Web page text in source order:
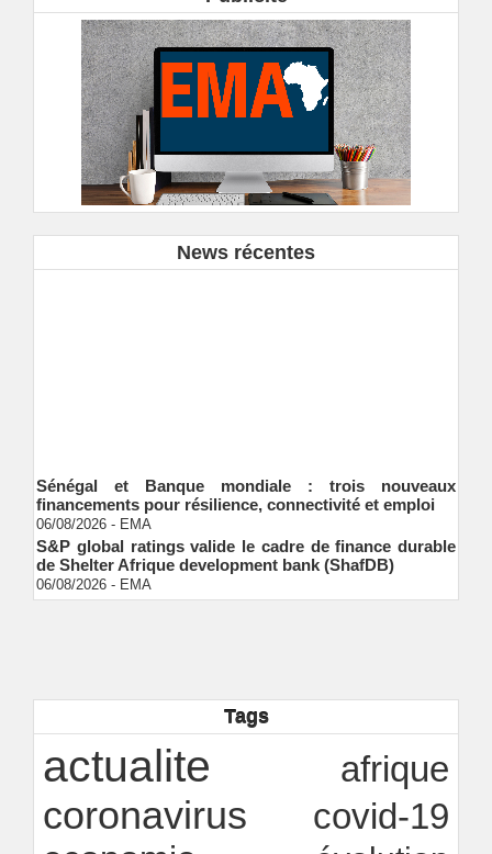
News récentes
Sénégal et Banque mondiale : trois nouveaux
financements pour résilience, connectivité et emploi
06/08/2026 - EMA
S&P global ratings valide le cadre de finance durable
de Shelter Afrique development bank (ShafDB)
06/08/2026 -EMA
Industrialisation verte au Sénégal : comment
Ndakhté M. GAYE
Rapport Bceao 2025 : résilience, transition et
innovation
24/07/2026 -Ndakhté M. GAYE
Tags
actualite afrique
coronavirus covid-19